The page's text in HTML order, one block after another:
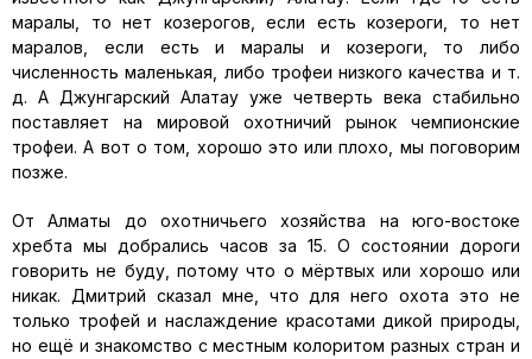
маралы, то нет козерогов, если есть козероги, то нет
маралов, если есть и маралы и козероги, то либо
численность маленькая, либо трофеи низкого качества и т.
д. А Джунгарский Алатау уже четверть века стабильно
поставляет на мировой охотничий рынок чемпионские
трофеи. А вот о том, хорошо это или плохо, мы поговорим
позже.
От Алматы до охотничьего хозяйства на юго-востоке
хребта мы добрались часов за 15. О состоянии дороги
говорить не буду, потому что о мёртвых или хорошо или
никак. Дмитрий сказал мне, что для него охота это не
только трофей и наслаждение красотами дикой природы,
но ещё и знакомство с местным колоритом разных стран и